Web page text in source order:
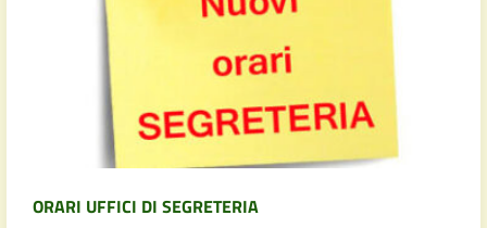
ORARI UFFICI DI SEGRETERIA